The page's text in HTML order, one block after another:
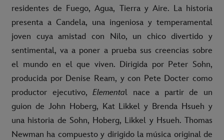
residentes de Fuego, Agua, Tierra y Aire. La historia
presenta a Candela, una ingeniosa y temperamental
joven cuya amistad con Nilo, un chico divertido y
sentimental, va a poner a prueba sus creencias sobre
el mundo en el que viven. Dirigida por Peter Sohn,
producida por Denise Ream, y con Pete Docter como
productor ejecutivo,Elemental nace a partir de un
guion de John Hoberg, Kat Likkel y Brenda Hsueh y
una historia de Sohn, Hoberg, Likkel y Hsueh. Thomas
Newman ha compuesto y dirigido la música original de